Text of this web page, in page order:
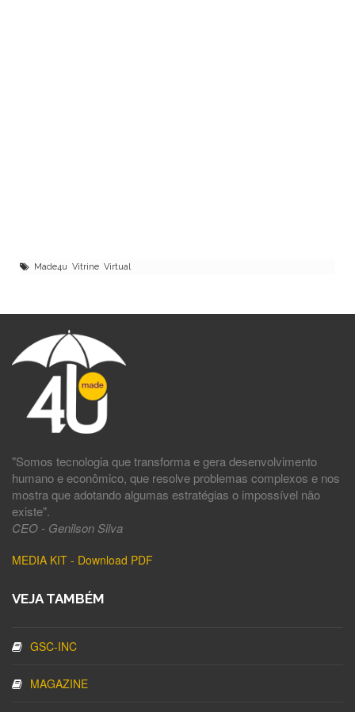
Made4u Vitrine Virtual
"Somos tecnologia que transforma e gera desenvolvimento
humano e econômico, que resolve problemas complexos e nos
mostra que adotando algumas estratégias o impossível não
existe".
CEO - Genilson Silva
MEDIA KIT - Download PDF
VEJA TAMBÉM
GSC-INC
MAGAZINE